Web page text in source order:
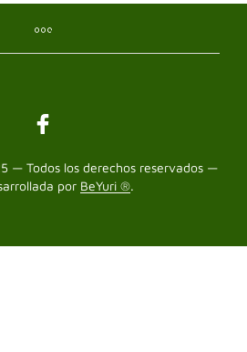
— Todos los derechos reservados —
por BeYuri ®.